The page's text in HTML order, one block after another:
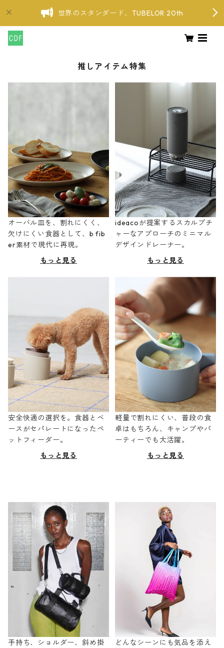
世界のスタンダード、TUBELOR 20th
推しアイテム特集
オーバル皿を、割れにくく、
欠けにくい食器として、b fib
er素材で現代に再現。
もっと見る
ideacoが提案するスカルプチ
ャーなアプローチのミニマル
デザインドレーナー。
もっと見る
安全快適の選択を。食器とベ
ースがセパレートになったペ
ットフィーダー。
もっと見る
軽量で割れにくい、普段の食
卓はもちろん、キャンプやパ
ーティーでも大活躍。
もっと見る
手持ち、ショルダー、斜め掛
どんなシーンにも気品を添え